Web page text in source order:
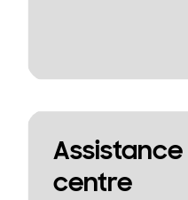
centre